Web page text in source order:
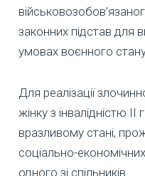
законних підстав для
умовах воєнного
Для реалізації
жінку з інвалідністю
вразливому стані,
соціально-
одного зі спільників.